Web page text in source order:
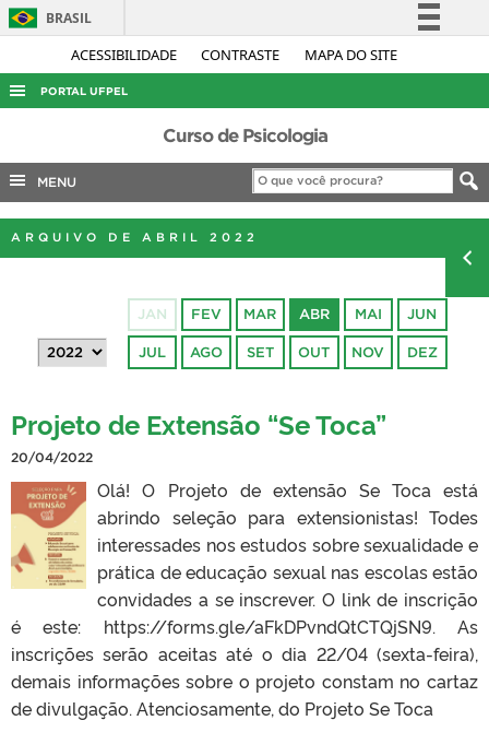
ACESSIBILIDADE CONTRASTE MAPA DO SITE
BRASIL
Simplifique!
Acesso à informação
Legislação
Canais
PORTAL UFPEL
ACESSO À INFORMAÇÃO
AUDITORIA
COBALTO
CONCURSOS
OUVIDORIA
TELEFONES
Curso de Psicologia
MENU
ARQUIVO DE ABRIL 2022
JAN FEV MAR ABR MAI JUN
JUL AGO SET OUT NOV DEZ
Projeto de Extensão “Se Toca”
20/04/2022
Olá! O Projeto de extensão Se Toca está
abrindo seleção para extensionistas! Todes
interessades nos estudos sobre sexualidade e
prática de educação sexual nas escolas estão
convidades a se inscrever. O link de inscrição
é este: https://forms.gle/aFkDPvndQtCTQjSN9. As
inscrições serão aceitas até o dia 22/04 (sexta-feira),
demais informações sobre o projeto constam no cartaz
de divulgação. Atenciosamente, do Projeto Se Toca